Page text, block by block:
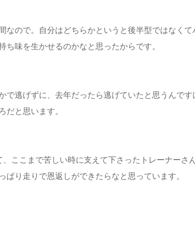
なので。自分はどちらかというと後半型ではなくて
味を生かせるのかなと思ったからです。
で逃げずに、去年だったら逃げていたと思うんです
だと思います。
ここまで苦しい時に支えて下さったトレーナーさん
り走りで恩返しができたらなと思っています。